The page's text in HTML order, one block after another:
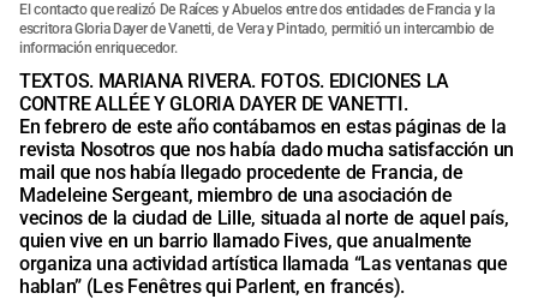
El contacto que realizó De Raíces y Abuelos entre dos entidades de Francia y la
escritora Gloria Dayer de Vanetti, de Vera y Pintado, permitió un intercambio de
información enriquecedor.
TEXTOS. MARIANA RIVERA. FOTOS. EDICIONES LA
CONTRE ALLÉE Y GLORIA DAYER DE VANETTI.
En febrero de este año contábamos en estas páginas de la
revista Nosotros que nos había dado mucha satisfacción un
mail que nos había llegado procedente de Francia, de
Madeleine Sergeant, miembro de una asociación de
vecinos de la ciudad de Lille, situada al norte de aquel país,
quien vive en un barrio llamado Fives, que anualmente
organiza una actividad artística llamada “Las ventanas que
hablan” (Les Fenêtres qui Parlent, en francés).